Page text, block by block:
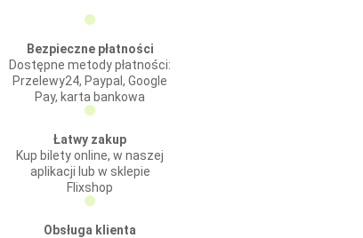
Bezpieczne płatności
Dostępne metody płatności:
Przelewy24, Paypal, Google
Pay, karta bankowa
Łatwy zakup
Kup bilety online, w naszej
aplikacji lub w sklepie
Flixshop
Obsługa klienta